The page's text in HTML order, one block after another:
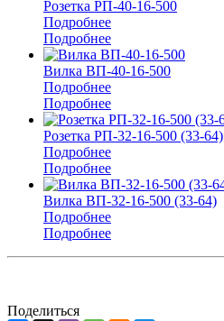
Розетка РП-40-16-500
Подробнее
Подробнее
Вилка ВП-40-16-500
Подробнее
Подробнее
Розетка РП-32-16-500 (33-64)
Подробнее
Подробнее
Вилка ВП-32-16-500 (33-64)
Подробнее
Подробнее
Поделиться